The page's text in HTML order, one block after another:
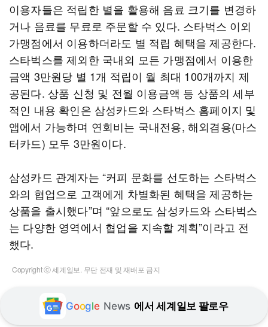
이용자들은 적립한 별을 활용해 음료 크기를 변경하
거나 음료를 무료로 주문할 수 있다. 스타벅스 이외
가맹점에서 이용하더라도 별 적립 혜택을 제공한다.
스타벅스를 제외한 국내외 모든 가맹점에서 이용한
금액 3만원당 별 1개 적립이 월 최대 100개까지 제
공된다. 상품 신청 및 전월 이용금액 등 상품의 세부
적인 내용 확인은 삼성카드와 스타벅스 홈페이지 및
앱에서 가능하며 연회비는 국내전용, 해외겸용(마스
터카드) 모두 3만원이다.
삼성카드 관계자는 “커피 문화를 선도하는 스타벅스
와의 협업으로 고객에게 차별화된 혜택을 제공하는
상품을 출시했다”며 “앞으로도 삼성카드와 스타벅스
는 다양한 영역에서 협업을 지속할 계획”이라고 전
했다.
Copyright ⓒ 세계일보. 무단 전재 및 재배포 금지
Google News 에서 세계일보 팔로우